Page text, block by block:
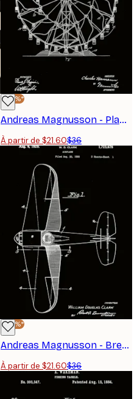
-40%*
Andreas Magnusson - Plan Vintage Grande Roue Affiche
À partir de $21.60$36
-40%*
Andreas Magnusson - Brevet d'Avion Vintage Poster
À partir de $21.60$36